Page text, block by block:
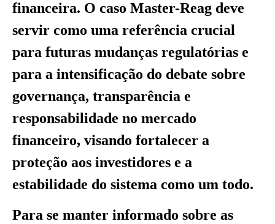
financeira. O caso Master-Reag deve
servir como uma referência crucial
para futuras mudanças regulatórias e
para a intensificação do debate sobre
governança, transparência e
responsabilidade no mercado
financeiro, visando fortalecer a
proteção aos investidores e a
estabilidade do sistema como um todo.
Para se manter informado sobre as